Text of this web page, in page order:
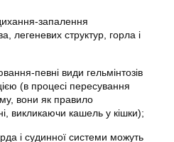
запалення
легеневих структур, горла і
певні види гельмінтозів
(в процесі пересування
вони як правило
викликаючи кашель у кішки);
і судинної системи можуть